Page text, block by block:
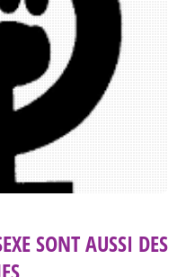
SONT AUSSI DES